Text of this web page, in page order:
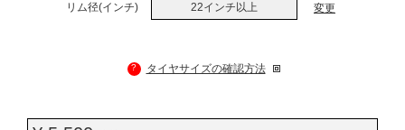
リム径(インチ) 22インチ以上 変更
? タイヤサイズの確認方法